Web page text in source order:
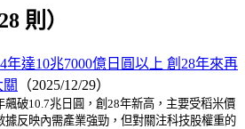
則）
年達10兆7000億日圓以上 創28年來再
（2025/12/29）
飆破10.7兆日圓，創28年新高，主要受稻米價
據反映內需產業強勁，但對關注科技股權重的